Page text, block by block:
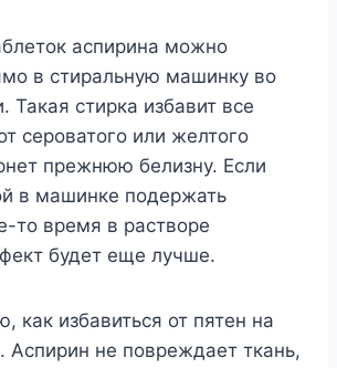
аспирина можно
в стиральную машинку во
Такая стирка избавит все
сероватого или желтого
прежнюю белизну. Если
в машинке подержать
то время в растворе
будет еще лучше.
как избавиться от пятен на
Аспирин не повреждает ткань,